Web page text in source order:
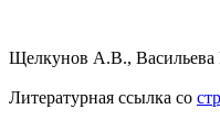
Щелкунов А.В., Васильева
Литературная ссылка со